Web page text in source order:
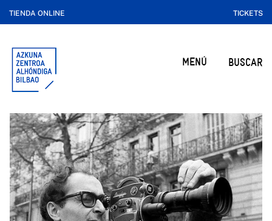
TIENDA ONLINE TICKETS
MENÚ BUSCAR